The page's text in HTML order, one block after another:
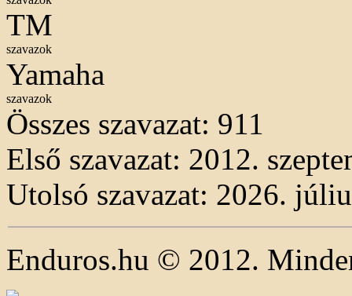
TM
szavazok
Yamaha
szavazok
Összes szavazat: 911
Első szavazat: 2012.
Utolsó szavazat: 2026.
Enduros.hu © 2012.